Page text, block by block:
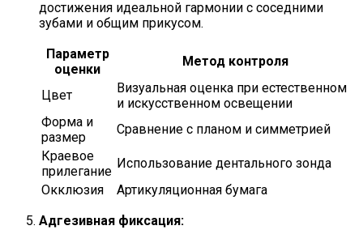
достижения идеальной гармонии с соседними
зубами и общим прикусом.
Параметр
оценки
Метод контроля
Цвет
Визуальная оценка при естественном
и искусственном освещении
Форма и
размер
Сравнение с планом и симметрией
Краевое
прилегание
Использование дентального зонда
Окклюзия
Артикуляционная бумага
Адгезивная фиксация: